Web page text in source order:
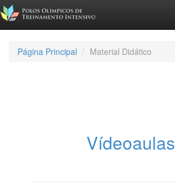
Página Principal Material Didático
Vídeoaulas